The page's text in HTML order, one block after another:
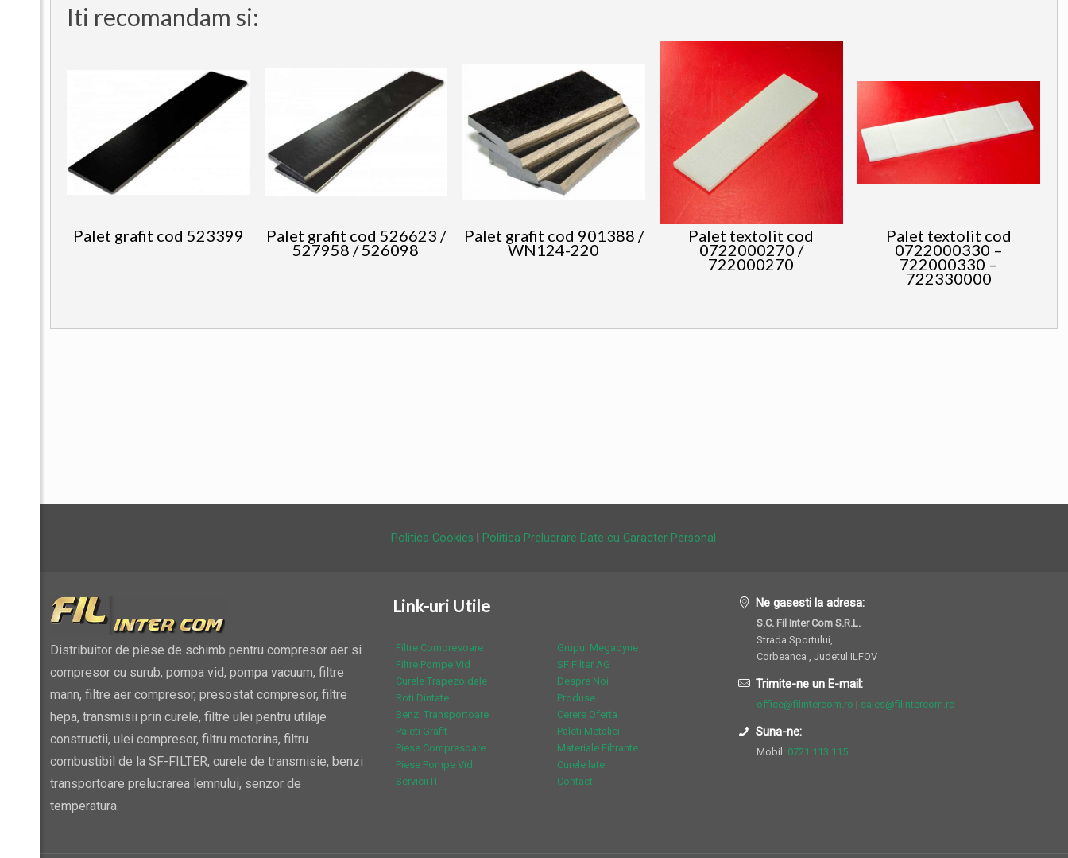
Iti recomandam si:
Palet grafit cod 523399 Palet grafit cod 526623 /
527958 / 526098
Palet grafit cod 901388 /
WN124-220
Palet textolit cod
0722000270 /
722000270
Palet textolit cod
0722000330 –
722000330 –
722330000
Politica Cookies Politica Prelucrare Date cu Caracter Personal
Distribuitor de piese de schimb pentru compresor aer si
compresor cu surub, pompa vid, pompa vacuum, filtre
mann, filtre aer compresor, presostat compresor, filtre
hepa, transmisii prin curele, filtre ulei pentru utilaje
constructii, ulei compresor, filtru motorina, filtru
combustibil de la SF-FILTER, curele de transmisie, benzi
transportoare prelucrarea lemnului, senzor de
temperatura.
Link-uri Utile
Filtre Compresoare
Filtre Pompe Vid
Curele Trapezoidale
Roti Dintate
Benzi Transportoare
Paleti Grafit
Piese Compresoare
Piese Pompe Vid
Servicii IT
Grupul Megadyne
SF Filter AG
Despre Noi
Produse
Cerere Oferta
Paleti Metalici
Materiale Filtrante
Curele late
Contact
Ne gasesti la adresa:
S.C. Fil Inter Com S.R.L.
Strada Sportului,
Corbeanca , Judetul ILFOV
Trimite-ne un E-mail:
office@filintercom.ro | sales@filintercom.ro
Suna-ne:
Mobil: 0721 113 115